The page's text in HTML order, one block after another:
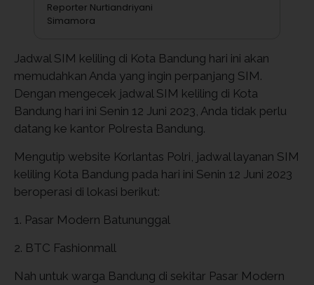
Reporter Nurtiandriyani
Simamora
Jadwal SIM keliling di Kota Bandung hari ini akan
memudahkan Anda yang ingin perpanjang SIM.
Dengan mengecek jadwal SIM keliling di Kota
Bandung hari ini Senin 12 Juni 2023, Anda tidak perlu
datang ke kantor Polresta Bandung.
Mengutip website Korlantas Polri, jadwal layanan SIM
keliling Kota Bandung pada hari ini Senin 12 Juni 2023
beroperasi di lokasi berikut:
1. Pasar Modern Batununggal
2. BTC Fashionmall
Nah untuk warga Bandung di sekitar Pasar Modern